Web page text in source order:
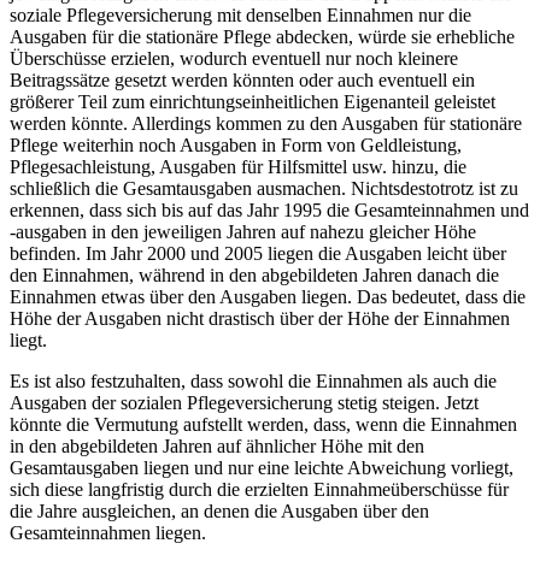
soziale Pflegeversicherung mit denselben Einnahmen nur die
Ausgaben für die stationäre Pflege abdecken, würde sie erhebliche
Überschüsse erzielen, wodurch eventuell nur noch kleinere
Beitragssätze gesetzt werden könnten oder auch eventuell ein
größerer Teil zum einrichtungseinheitlichen Eigenanteil geleistet
werden könnte. Allerdings kommen zu den Ausgaben für stationäre
Pflege weiterhin noch Ausgaben in Form von Geldleistung,
Pflegesachleistung, Ausgaben für Hilfsmittel usw. hinzu, die
schließlich die Gesamtausgaben ausmachen. Nichtsdestotrotz ist zu
erkennen, dass sich bis auf das Jahr 1995 die Gesamteinnahmen und
-ausgaben in den jeweiligen Jahren auf nahezu gleicher Höhe
befinden. Im Jahr 2000 und 2005 liegen die Ausgaben leicht über
den Einnahmen, während in den abgebildeten Jahren danach die
Einnahmen etwas über den Ausgaben liegen. Das bedeutet, dass die
Höhe der Ausgaben nicht drastisch über der Höhe der Einnahmen
liegt.
Es ist also festzuhalten, dass sowohl die Einnahmen als auch die
Ausgaben der sozialen Pflegeversicherung stetig steigen. Jetzt
könnte die Vermutung aufstellt werden, dass, wenn die Einnahmen
in den abgebildeten Jahren auf ähnlicher Höhe mit den
Gesamtausgaben liegen und nur eine leichte Abweichung vorliegt,
sich diese langfristig durch die erzielten Einnahmeüberschüsse für
die Jahre ausgleichen, an denen die Ausgaben über den
Gesamteinnahmen liegen.